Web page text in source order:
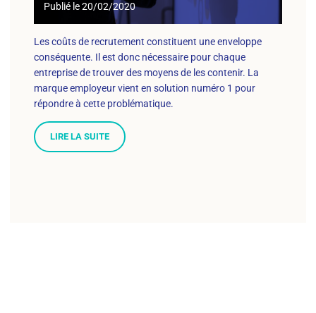
Publié le20/02/2020
Les coûts de recrutement constituent une enveloppe
conséquente. Il est donc nécessaire pour chaque
entreprise de trouver des moyens de les contenir. La
marque employeur vient en solution numéro 1 pour
répondre à cette problématique.
LIRE LA SUITE